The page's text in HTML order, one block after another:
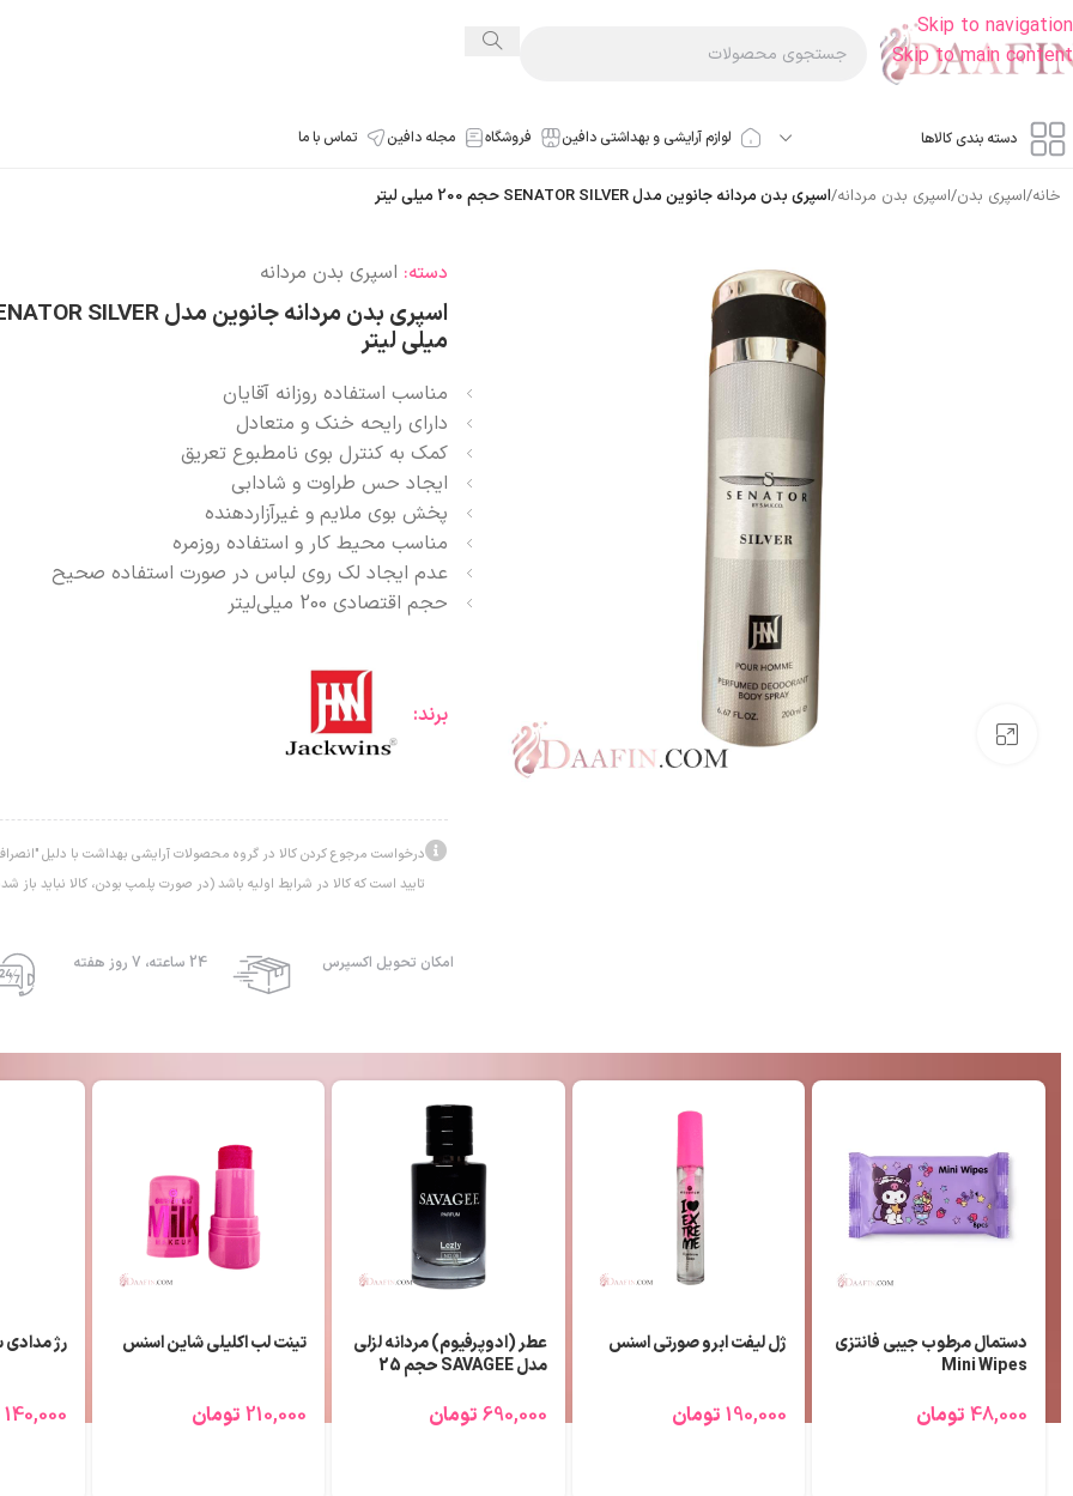
Skip to navigation
Skip to main content
دسته بندی کالاها لوازم آرایشی و بهداشتی دافین فروشگاه مجله دافین تماس با ما
خانه/اسپری بدن/اسپری بدن مردانه/اسپری بدن مردانه جانوین مدل SENATOR SILVER حجم 200 میلی لیتر
دسته: اسپری بدن مردانه
میلی لیتر
مناسب استفاده روزانه آقایان
دارای رایحه خنک و متعادل
کمک به کنترل بوی نامطبوع تعریق
ایجاد حس طراوت و شادابی
پخش بوی ملایم و غیرآزاردهنده
مناسب محیط کار و استفاده روزمره
عدم ایجاد لک روی لباس در صورت استفاده صحیح
حجم اقتصادی 200 میلی‌لیتر
برند:
درخواست مرجوع کردن کالا در گروه محصولات آرایشی بهداشت با دلیل
تایید است که کالا در شرایط اولیه باشد (در صورت پلمپ بودن، کالا نباید باز
امکان تحویل اکسپرس 24 ساعته، 7 روز هفته
تیغ ابرو و بینی مالیا 3 عددی
70,000 تومان
عطر (ادوپرفیوم) مردانه بلو
690,000 تومان
رژلب مدادی آی کلاس Iclass
130,000 تومان
عطر (ادوپرفیوم) اکلت لزلی
690,000 تومان
عطر
690,000